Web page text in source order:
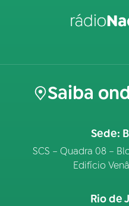
Saiba
Sede:
SCS – Quadra 08 –
Edifício
Rio de